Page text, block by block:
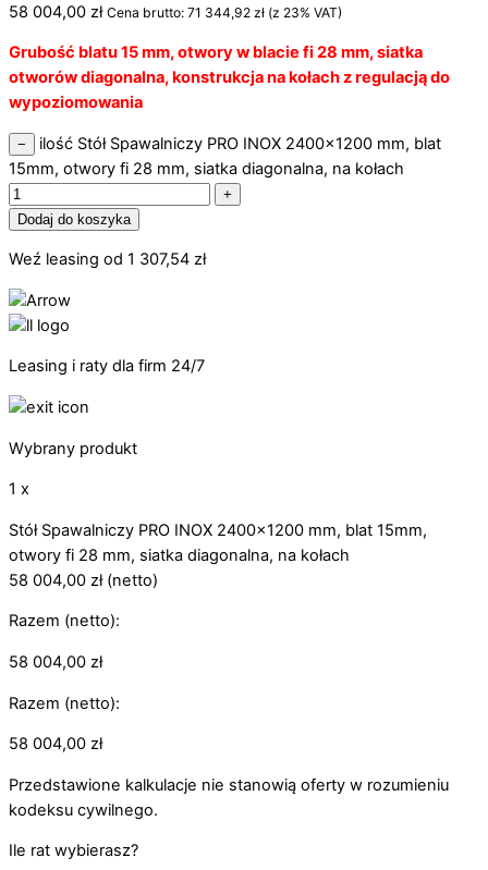
58 004,00 zł Cena brutto: 71 344,92 zł (z 23% VAT)
Grubość blatu 15 mm, otwory w blacie fi 28 mm, siatka
otworów diagonalna, konstrukcja na kołach z regulacją do
wypoziomowania
−
ilość Stół Spawalniczy PRO INOX 2400x1200 mm, blat
15mm, otwory fi 28 mm, siatka diagonalna, na kołach
+
Dodaj do koszyka
Weź leasing od 1 307,54 zł
Leasing i raty dla firm 24/7
Wybrany produkt
1 x
Stół Spawalniczy PRO INOX 2400x1200 mm, blat 15mm,
otwory fi 28 mm, siatka diagonalna, na kołach
58 004,00 zł(netto)
Razem (netto):
58 004,00 zł
Razem (netto):
58 004,00 zł
Przedstawione kalkulacje nie stanowią oferty w rozumieniu
kodeksu cywilnego.
Ile rat wybierasz?